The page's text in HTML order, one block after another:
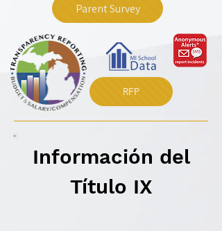
Parent Survey
RFP
Información del
Título IX